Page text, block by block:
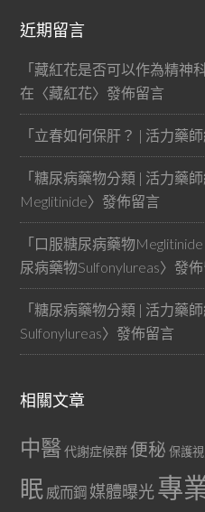
近期留言
「藏紅花是否可以作為精神
在〈藏紅花〉發佈留言
「立春如何保肝？ | 活力藥
「糖尿病藥物分類 | 活力藥
Meglitinide〉發佈留言
「口服糖尿病藥物
尿病藥物Sulfonylureas〉發
「糖尿病藥物分類 | 活力藥
Sulfonylureas〉發佈留言
相關文章
中醫代謝症候群 便秘 保護
眠 威而鋼 媒體曝光專